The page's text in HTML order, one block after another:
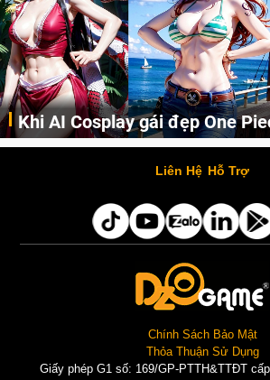
Cosplay Xiangling siêu cute
Liên Hệ Hỗ Trợ
Chính Sách Bảo Mật
Thỏa Thuận Sử Dụng
Giấy phép G1 số: 169/GP-PTTH&TTĐT cấp